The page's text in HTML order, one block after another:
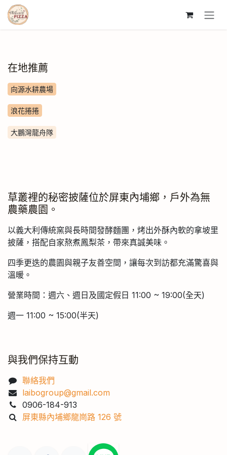
跳至內容
在地推薦
向源水耕農場
浪花捲捲
大鵬灣龍舟隊
草叢裡的秘密披薩位於屏東內埔鄉，戶外為無
農藥農園。
以義大利傳統窯與長時間發酵麵團，烤出外酥內軟的拿坡里
披薩，搭配自家熬煮鳳梨茶，帶來真誠美味。
四季更迭的農園與親子友善空間，讓每次到訪都充滿驚喜與
溫暖。
營業時間：週六、週日及國定假日 11:00 ~ 19:00(全天)
週一 11:00 ~ 15:00(半天)
與我們保持互動
聯絡我們
laibogroup@gmail.com
0906-184-913
屏東縣內埔鄉龍崗路 126 號